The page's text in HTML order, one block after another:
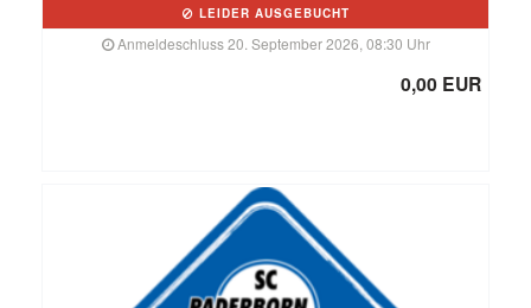
LEIDER AUSGEBUCHT
Anmeldeschluss 20. September 2026, 08:30 Uhr
0,00 EUR